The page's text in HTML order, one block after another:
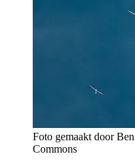
Foto gemaakt door
Commons